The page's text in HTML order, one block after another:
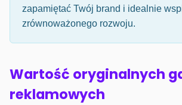
zapamiętać Twój brand i idealnie
zrównoważonego rozwoju.
Wartość oryginalnych
reklamowych